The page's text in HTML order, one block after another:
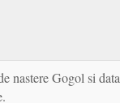
Gogol si